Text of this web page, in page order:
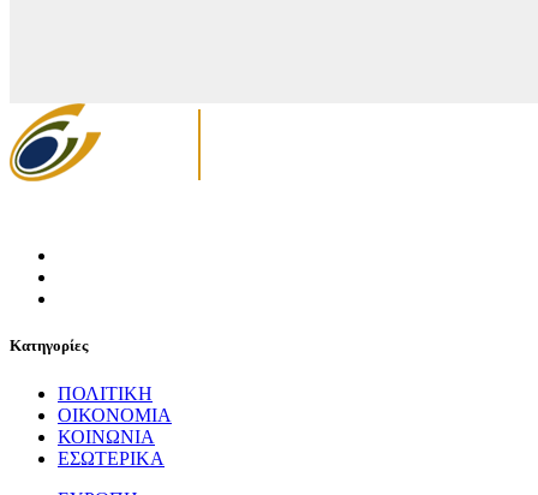
Κατηγορίες
ΠΟΛΙΤΙΚΗ
ΟΙΚΟΝΟΜΙΑ
ΚΟΙΝΩΝΙΑ
ΕΣΩΤΕΡΙΚΑ